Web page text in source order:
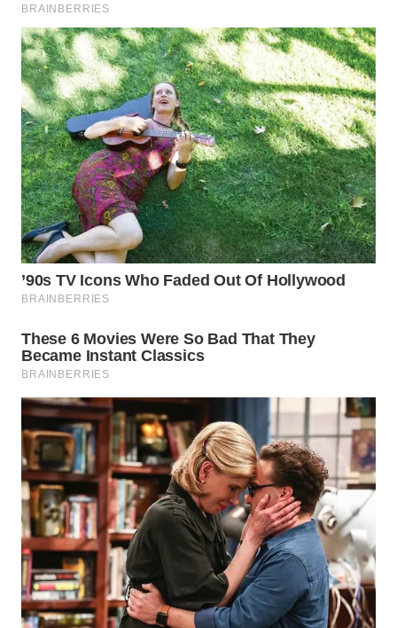
NIAS
WN
LANGKAT
WN
TAPANULI
SELATAN
WN
TANJUNG
LESUNG
KARO
SIMALUNGUN
WN
LABUHANBATU
WN
TAPANULI
TENGAH
WN DELI
SERDANG